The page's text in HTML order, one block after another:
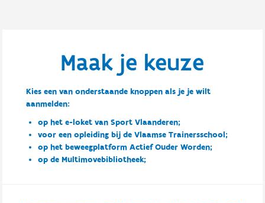
Maak je keuze
Kies een van onderstaande knoppen als je je wilt
aanmelden:
op het e-loket van Sport Vlaanderen;
voor een opleiding bij de Vlaamse Trainersschool;
op het beweegplatform Actief Ouder Worden;
op de Multimovebibliotheek;